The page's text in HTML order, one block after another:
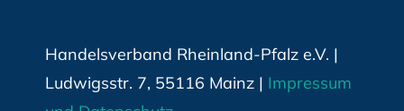
Handelsverband Rheinland-Pfalz e.V. |
Ludwigsstr. 7, 55116 Mainz | Impressum